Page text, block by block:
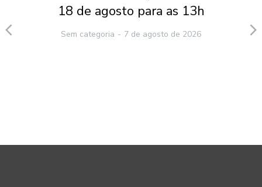
18 de agosto para as 13h
Sem categoria 7 de agosto de 2026